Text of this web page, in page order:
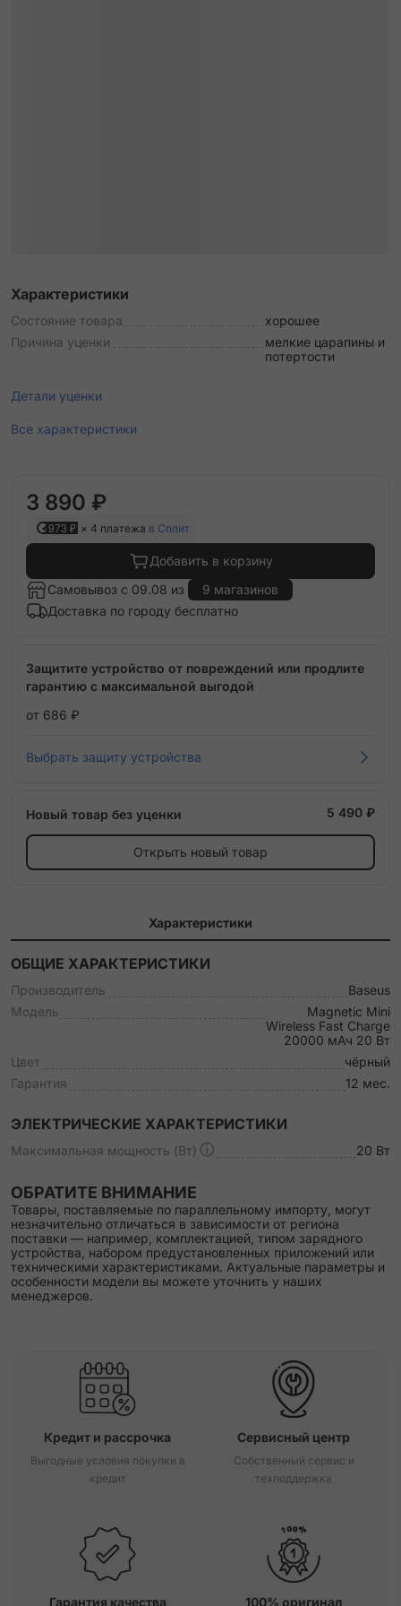
Характеристики
Состояние товара
хорошее
Причина уценки
мелкие царапины и
потертости
Детали уценки
Все характеристики
3 890 ₽
973 ₽ × 4 платежа в Сплит
Добавить в корзину
Самовывоз с 09.08 из
9 магазинов
Доставка по городу бесплатно
Защитите устройство от повреждений или продлите
гарантию с максимальной выгодой
от 686 ₽
Выбрать защиту устройства
Новый товар без уценки 5 490 ₽
Открыть новый товар
Характеристики
ОБЩИЕ ХАРАКТЕРИСТИКИ
Производитель
Baseus
Модель
Magnetic Mini
Wireless Fast Charge
20000 мАч 20 Вт
Цвет
чёрный
Гарантия
12 мес.
ЭЛЕКТРИЧЕСКИЕ ХАРАКТЕРИСТИКИ
Максимальная мощность (Вт) 20 Вт
ОБРАТИТЕ ВНИМАНИЕ
Товары, поставляемые по параллельному импорту, могут
незначительно отличаться в зависимости от региона
поставки — например, комплектацией, типом зарядного
устройства, набором предустановленных приложений или
техническими характеристиками. Актуальные параметры и
особенности модели вы можете уточнить у наших
менеджеров.
Кредит и рассрочка
Выгодные условия покупки в
кредит
Сервисный центр
Собственный сервис и
техподдержка
Гарантия качества 100% оригинал